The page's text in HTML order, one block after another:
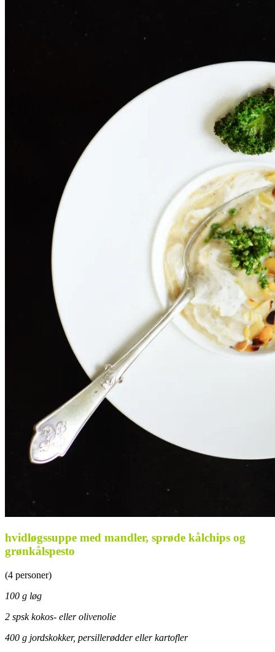
hvidløgssuppe med mandler, sprøde kålchips og
grønkålspesto
(4 personer)
100 g løg
2 spsk kokos- eller olivenolie
400 g jordskokker, persillerødder eller kartofler